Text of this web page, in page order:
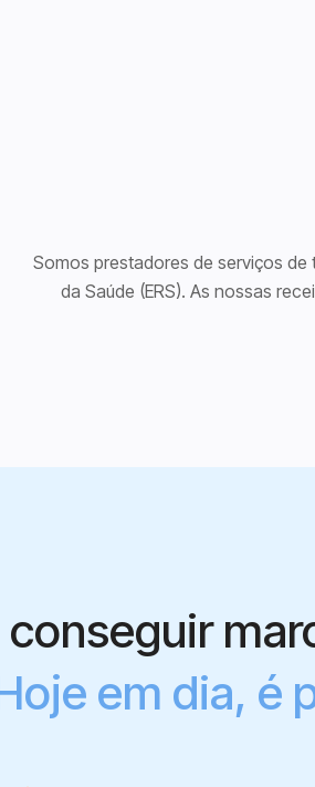
Somos prestadores de serviços
da Saúde (ERS). As nossas
em dia, é